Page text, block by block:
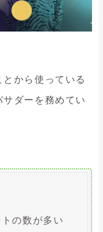
から使っている
ダーを務めてい
の数が多い